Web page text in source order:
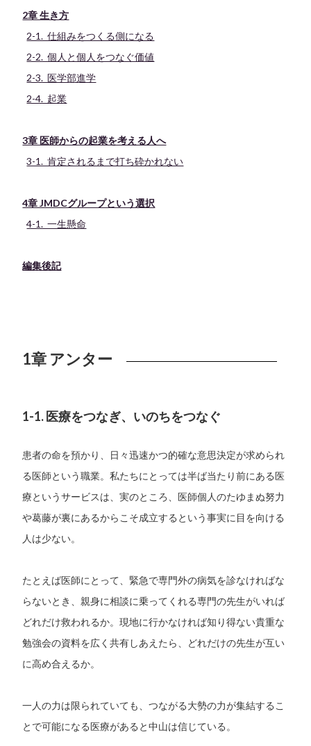
2章 生き方
2-1. 仕組みをつくる側になる
2-2. 個人と個人をつなぐ価値
2-3. 医学部進学
2-4. 起業
3章 医師からの起業を考える人へ
3-1. 肯定されるまで打ち砕かれない
4章 JMDCグループという選択
4-1. 一生懸命
編集後記
1章 アンター
1-1. 医療をつなぎ、いのちをつなぐ
患者の命を預かり、日々迅速かつ的確な意思決定が求められ
る医師という職業。私たちにとっては半ば当たり前にある医
療というサービスは、実のところ、医師個人のたゆまぬ努力
や葛藤が裏にあるからこそ成立するという事実に目を向ける
人は少ない。
たとえば医師にとって、緊急で専門外の病気を診なければな
らないとき、親身に相談に乗ってくれる専門の先生がいれば
どれだけ救われるか。現地に行かなければ知り得ない貴重な
勉強会の資料を広く共有しあえたら、どれだけの先生が互い
に高め合えるか。
一人の力は限られていても、つながる大勢の力が集結するこ
とで可能になる医療があると中山は信じている。